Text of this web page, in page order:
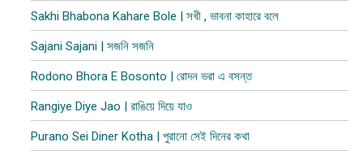
Sakhi Bhabona Kahare Bole | সখী , ভাবনা কাহারে বলে
Sajani Sajani | সজনি সজনি
Rodono Bhora E Bosonto | রোদন ভরা এ বসন্ত
Rangiye Diye Jao | রাঙিয়ে দিয়ে যাও
Purano Sei Diner Kotha | পুরানো সেই দিনের কথা